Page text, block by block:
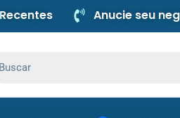
Anucie seu